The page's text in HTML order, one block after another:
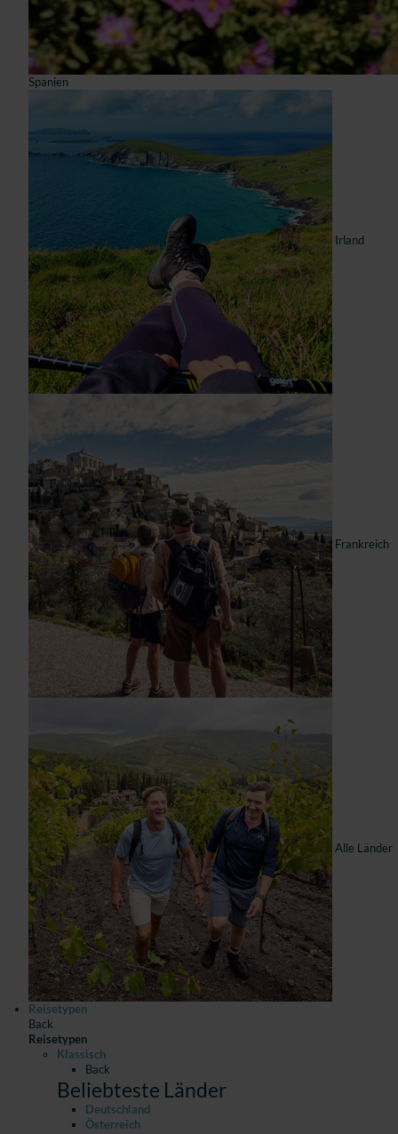
Spanien
Irland
Frankreich
Alle Länder
Reisetypen
Back
Reisetypen
Klassisch
Back
Beliebteste Länder
Deutschland
Österreich